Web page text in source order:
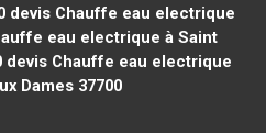
devis Chauffe eau electrique
eau electrique à Saint
devis Chauffe eau electrique
Dames 37700